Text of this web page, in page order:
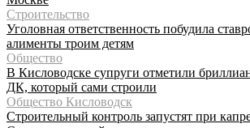
Строительство
Уголовная ответственность побудила
алименты троим детям
Общество
В Кисловодске супруги отметили
ДК, который сами строили
Общество Кисловодск
Строительный контроль запустят при